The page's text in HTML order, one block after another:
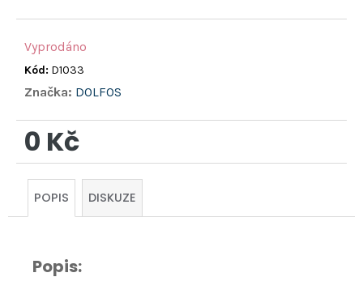
Vyprodáno
Kód: D1033
Značka: DOLFOS
0 Kč
Měrná
POPIS DISKUZE
Popis: